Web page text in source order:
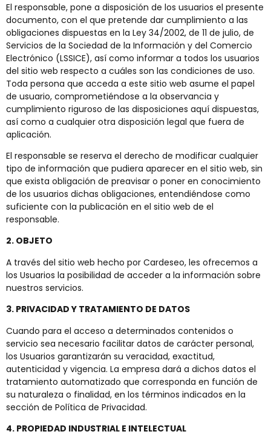
El responsable, pone a disposición de los usuarios el presente
documento, con el que pretende dar cumplimiento a las
obligaciones dispuestas en la Ley 34/2002, de 11 de julio, de
Servicios de la Sociedad de la Información y del Comercio
Electrónico (LSSICE), así como informar a todos los usuarios
del sitio web respecto a cuáles son las condiciones de uso.
Toda persona que acceda a este sitio web asume el papel
de usuario, comprometiéndose a la observancia y
cumplimiento riguroso de las disposiciones aquí dispuestas,
así como a cualquier otra disposición legal que fuera de
aplicación.
El responsable se reserva el derecho de modificar cualquier
tipo de información que pudiera aparecer en el sitio web, sin
que exista obligación de preavisar o poner en conocimiento
de los usuarios dichas obligaciones, entendiéndose como
suficiente con la publicación en el sitio web de el
responsable.
2. OBJETO
A través del sitio web hecho por Cardeseo, les ofrecemos a
los Usuarios la posibilidad de acceder a la información sobre
nuestros servicios.
3. PRIVACIDAD Y TRATAMIENTO DE DATOS
Cuando para el acceso a determinados contenidos o
servicio sea necesario facilitar datos de carácter personal,
los Usuarios garantizarán su veracidad, exactitud,
autenticidad y vigencia. La empresa dará a dichos datos el
tratamiento automatizado que corresponda en función de
su naturaleza o finalidad, en los términos indicados en la
sección de Política de Privacidad.
4. PROPIEDAD INDUSTRIAL E INTELECTUAL